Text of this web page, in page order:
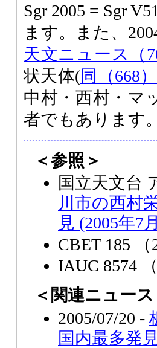
Sgr 2005 = Sgr
ます。また、
天文ニュース（
状天体(同（668）
中村・西村・マ
者でもあります。
＜参照＞
国立天文台
川市の西村
見 (2005年7
CBET 185 （
IAUC 8574
＜関連ニュース
2005/07/20 -
国内最多発